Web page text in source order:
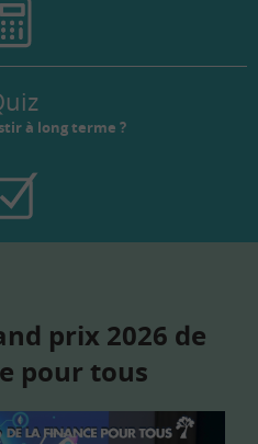
à long terme ?
prix 2026 de
pour tous